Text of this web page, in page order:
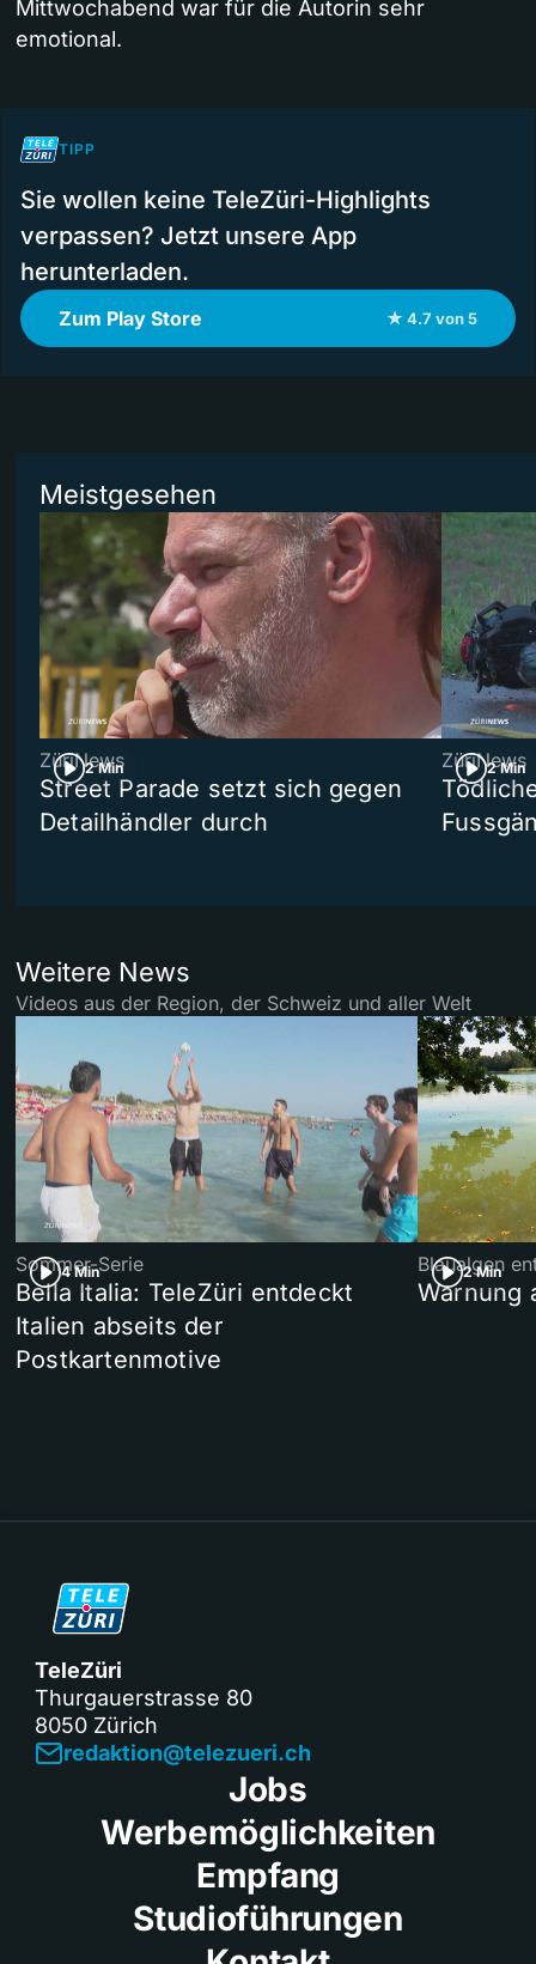
Mittwochabend war für die Autorin sehr
emotional.
TIPP
Sie wollen keine TeleZüri-Highlights
verpassen? Jetzt unsere App
herunterladen.
Zum Play Store ★ 4.7 von 5
Meistgesehen
2 Min
ZüriNews
Street Parade setzt sich gegen
Detailhändler durch
2 Min
ZüriNews
Weitere News
Videos aus der Region, der Schweiz und aller Welt
4 Min
Sommer-Serie
Bella Italia: TeleZüri entdeckt
Italien abseits der
Postkartenmotive
2 Min
Blaualgen
Warnung
TeleZüri
Thurgauerstrasse 80
8050 Zürich
redaktion@telezueri.ch
Jobs
Werbemöglichkeiten
Empfang
Studioführungen